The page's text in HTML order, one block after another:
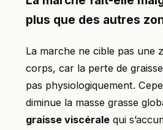
plus que des autres
La marche ne cible pas une
corps, car la perte de
pas physiologiquement.
diminue la masse grasse
graisse viscérale qui